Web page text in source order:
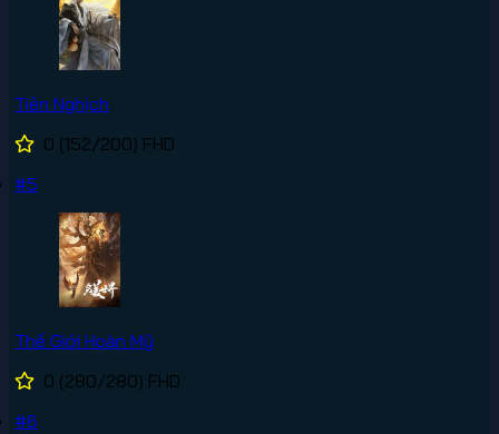
Tiên Nghịch
0 (152/200) FHD
#5
Thế Giới Hoàn Mỹ
0 (280/280) FHD
#6